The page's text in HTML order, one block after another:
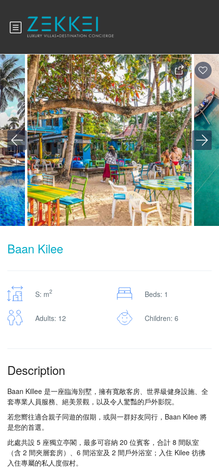
Baan Kilee
S: m2 Beds: 1
Adults: 12 Children: 6
Description
Baan Killee 是一座臨海別墅，擁有寬敞客房、世界級健身設施、全
套專業人員服務、絕美景觀，以及令人驚豔的戶外影院。
若您嚮往適合親子同遊的假期，或與一群好友同行，Baan Kilee 將
是您的首選。
此處共設 5 座獨立亭閣，最多可容納 20 位賓客，合計 8 間臥室
（含 2 間夾層套房）、6 間浴室及 2 間戶外浴室；入住 Kilee 彷彿
入住專屬的私人度假村。